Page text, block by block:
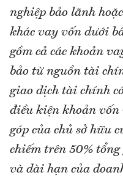
nghiệp bảo lãnh
khác vay vốn dưới
gồm cả các khoản
bảo từ nguồn tài
giao dịch tài chính
điều kiện khoản
góp của chủ sở hữu
chiếm trên 50%
và dài hạn của